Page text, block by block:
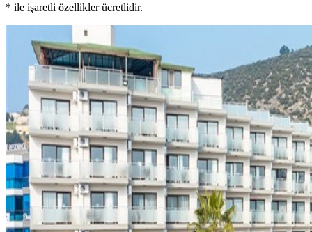
* ile işaretli özellikler ücretlidir.